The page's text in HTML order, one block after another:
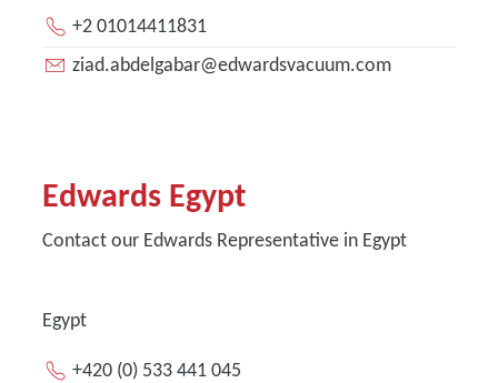
+2 01014411831
ziad.abdelgabar@edwardsvacuum.com
Edwards Egypt
Contact our Edwards Representative in Egypt
Egypt
+420 (0) 533 441 045